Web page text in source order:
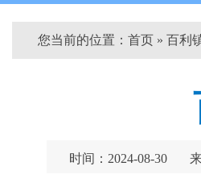
您当前的位置： 首页 » 百利
时间：2024-08-30